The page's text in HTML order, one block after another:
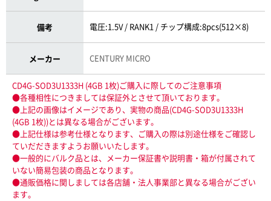
備考 電圧:1.5V / RANK1 / チップ構成:8pcs(512×8)
メーカー CENTURY MICRO
CD4G-SOD3U1333H (4GB 1枚)ご購入に際してのご注意事項
●各種相性につきましては保証外とさせて頂いております。
●上記の画像はイメージであり、実物の商品(CD4G-SOD3U1333H
(4GB 1枚))とは異なる場合がございます。
●上記仕様は参考仕様となります、ご購入の際は別途仕様をご確認し
ていだだきますようお願いいたします。
●一般的にバルク品とは、メーカー保証書や説明書・箱が付属されて
いない簡易包装の商品となります。
●通販価格に関しましては各店舗・法人事業部と異なる場合がござい
ます。